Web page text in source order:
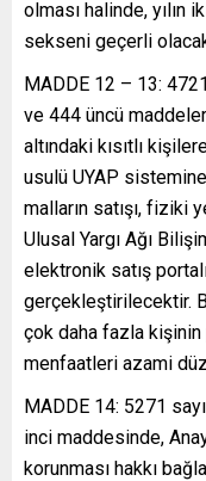
olması halinde, yılın
sekseni geçerli
MADDE 12 – 13:
ve 444 üncü
altındaki kısıtlı
usulü UYAP
malların satışı, fiziki
Ulusal Yargı Ağı
elektronik satış
gerçekleştirilecektir.
çok daha fazla kişinin
menfaatleri azami
MADDE 14: 5271
inci maddesinde,
korunması hakkı